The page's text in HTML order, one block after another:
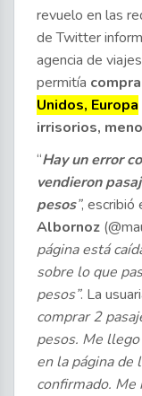
revuelo en las
de Twitter
agencia de
permitía
Unidos, Europa
irrisorios,
“Hay un error
vendieron
pesos”, escribió
Albornoz
página está
sobre lo que
pesos”. La
comprar 2
pesos. Me
en la página de
confirmado.